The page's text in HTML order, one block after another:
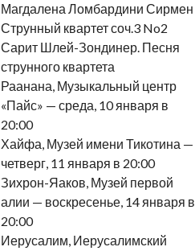
Магдалена Ломбардини Сирмен
Струнный квартет соч.3 No2
Сарит Шлей-Зондинер. Песня
струнного квартета
Раанана, Музыкальный центр
«Пайс» — среда, 10 января в
20:00
Хайфа, Музей имени Тикотина —
четверг, 11 января в 20:00
Зихрон-Яаков, Музей первой
алии — воскресенье, 14 января в
20:00
Иерусалим, Иерусалимский